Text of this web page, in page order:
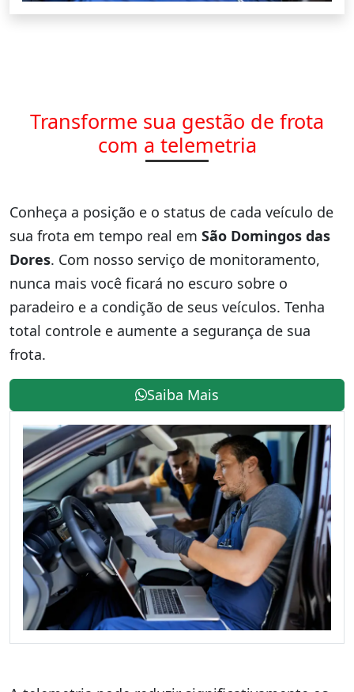
Transforme sua gestão de frota
com a telemetria
Conheça a posição e o status de cada veículo de
sua frota em tempo real em São Domingos das
Dores. Com nosso serviço de monitoramento,
nunca mais você ficará no escuro sobre o
paradeiro e a condição de seus veículos. Tenha
total controle e aumente a segurança de sua
frota.
Saiba Mais